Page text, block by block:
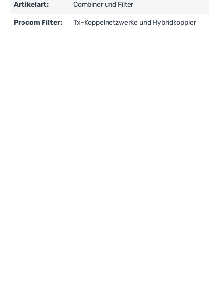
Artikelart: Combiner und Filter
Procom Filter: Tx-Koppelnetzwerke und Hybridkoppler